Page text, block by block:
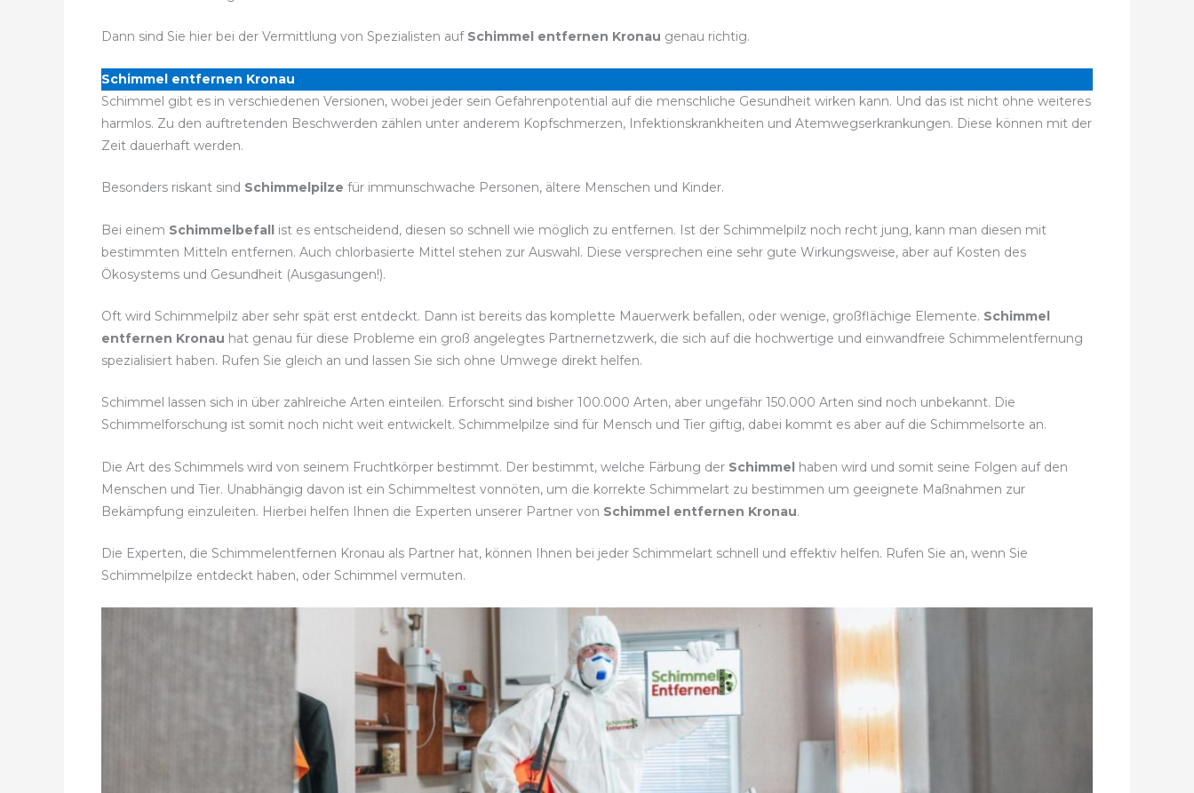
Dann sind Sie hier bei der Vermittlung von Spezialisten auf Schimmel entfernen Kronau genau richtig.
Schimmel entfernen Kronau
Schimmel gibt es in verschiedenen Versionen, wobei jeder sein Gefahrenpotential auf die menschliche Gesundheit wirken kann. Und das ist nicht ohne weiteres
harmlos. Zu den auftretenden Beschwerden zählen unter anderem Kopfschmerzen, Infektionskrankheiten und Atemwegserkrankungen. Diese können mit der
Zeit dauerhaft werden.
Besonders riskant sind Schimmelpilze für immunschwache Personen, ältere Menschen und Kinder.
Bei einem Schimmelbefall ist es entscheidend, diesen so schnell wie möglich zu entfernen. Ist der Schimmelpilz noch recht jung, kann man diesen mit
bestimmten Mitteln entfernen. Auch chlorbasierte Mittel stehen zur Auswahl. Diese versprechen eine sehr gute Wirkungsweise, aber auf Kosten des
Ökosystems und Gesundheit (Ausgasungen!).
Oft wird Schimmelpilz aber sehr spät erst entdeckt. Dann ist bereits das komplette Mauerwerk befallen, oder wenige, großflächige Elemente. Schimmel
entfernen Kronau hat genau für diese Probleme ein groß angelegtes Partnernetzwerk, die sich auf die hochwertige und einwandfreie Schimmelentfernung
spezialisiert haben. Rufen Sie gleich an und lassen Sie sich ohne Umwege direkt helfen.
Schimmel lassen sich in über zahlreiche Arten einteilen. Erforscht sind bisher 100.000 Arten, aber ungefähr 150.000 Arten sind noch unbekannt. Die
Schimmelforschung ist somit noch nicht weit entwickelt. Schimmelpilze sind für Mensch und Tier giftig, dabei kommt es aber auf die Schimmelsorte an.
Die Art des Schimmels wird von seinem Fruchtkörper bestimmt. Der bestimmt, welche Färbung der Schimmel haben wird und somit seine Folgen auf den
Menschen und Tier. Unabhängig davon ist ein Schimmeltest vonnöten, um die korrekte Schimmelart zu bestimmen um geeignete Maßnahmen zur
Bekämpfung einzuleiten. Hierbei helfen Ihnen die Experten unserer Partner von Schimmel entfernen Kronau.
Die Experten, die Schimmelentfernen Kronau als Partner hat, können Ihnen bei jeder Schimmelart schnell und effektiv helfen. Rufen Sie an, wenn Sie
Schimmelpilze entdeckt haben, oder Schimmel vermuten.